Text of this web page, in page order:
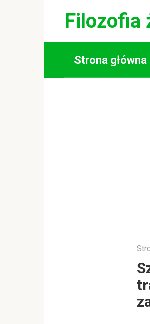
Filozofia
Strona główna